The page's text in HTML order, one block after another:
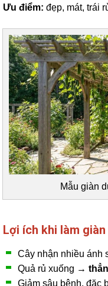
Ưu điểm: đẹp, mát, trái
Mẫu giàn
Lợi ích khi làm
Cây nhận nhiều ánh
Quả rủ xuống →
Giảm sâu bệnh, đặc